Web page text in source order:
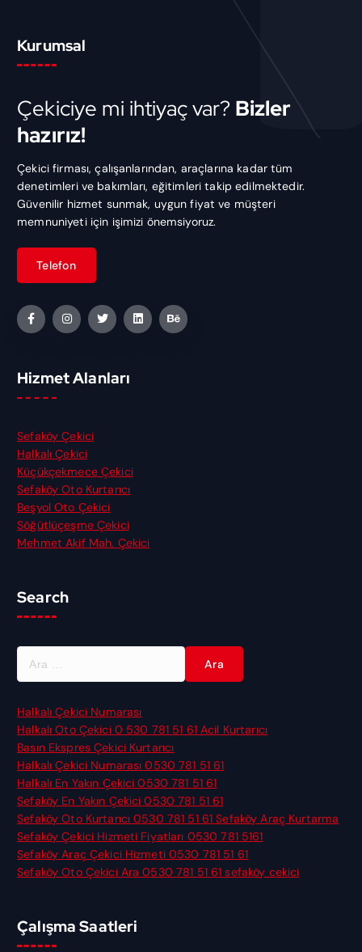
Kurumsal
Çekiciye mi ihtiyaç var? Bizler
hazırız!
Çekici firması, çalışanlarından, araçlarına kadar tüm
denetimleri ve bakımları, eğitimleri takip edilmektedir.
Güvenilir hizmet sunmak, uygun fiyat ve müşteri
memnuniyeti için işimizi önemsiyoruz.
Hizmet Alanları
Sefaköy Çekici
Halkalı Çekici
Küçükçekmece Çekici
Sefaköy Oto Kurtarıcı
Beşyol Oto Çekici
Söğütlüçeşme Çekici
Mehmet Akif Mah. Çekici
Search
A
m
a
:
Halkalı Çekici Numarası
Halkalı Oto Çekici 0 530 781 51 61 Acil Kurtarıcı
Basın Ekspres Çekici Kurtarıcı
Halkalı Çekici Numarası 0530 781 51 61
Halkalı En Yakın Çekici 0530 781 51 61
Sefaköy En Yakın Çekici 0530 781 51 61
Sefaköy Oto Kurtarıcı 0530 781 51 61 Sefaköy Araç Kurtarma
Sefaköy Çekici Hizmeti Fiyatları 0530 781 5161
Sefaköy Araç Çekici Hizmeti 0530 781 51 61
Sefaköy Oto Çekici Ara 0530 781 51 61 sefaköy cekici
Çalışma Saatleri